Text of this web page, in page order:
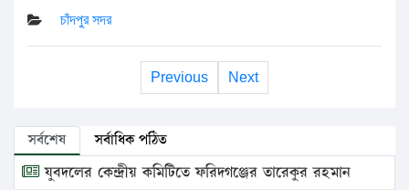
চাঁদপুর সদর
Previous Next
সর্বশেষ সর্বাধিক পঠিত
যুবদলের কেন্দ্রীয় কমিটিতে ফরিদগঞ্জের তারেকুর রহমান